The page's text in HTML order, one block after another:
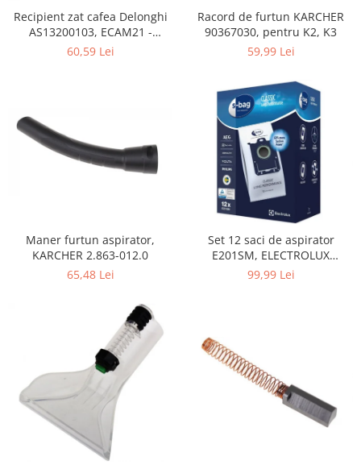
Playere, Boxe & Casti
Telescoape & Optica
Ambalaje cadouri
Cadouri
Curatenie si intretinere
Recipient zat cafea Delonghi
AS13200103, ECAM21 -
ECAM25
60,59 Lei
Racord de furtun KARCHER
90367030, pentru K2, K3
59,99 Lei
Maner furtun aspirator,
KARCHER 2.863-012.0
65,48 Lei
Set 12 saci de aspirator
E201SM, ELECTROLUX
9001684811, CLASSIC LONG
99,99 Lei